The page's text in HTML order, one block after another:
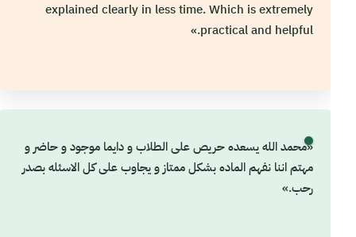
explained clearly in less time. Which is extremely
practical and helpful.»
«محمد الله يسعده حريص على الطلاب و دايما موجود و حاضر و
مهتم اننا نفهم الماده بشكل ممتاز و يجاوب على كل الاسئله بصدر
رحب.»